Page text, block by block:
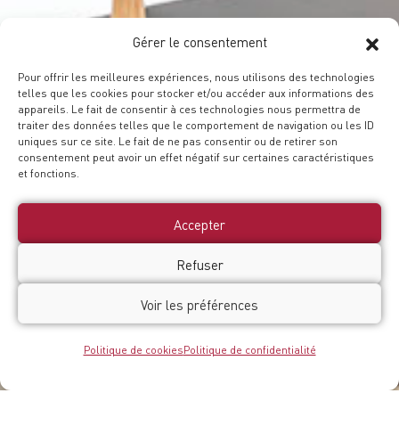
Gérer le consentement
Pour offrir les meilleures expériences, nous utilisons des technologies
telles que les cookies pour stocker et/ou accéder aux informations des
appareils. Le fait de consentir à ces technologies nous permettra de
traiter des données telles que le comportement de navigation ou les ID
uniques sur ce site. Le fait de ne pas consentir ou de retirer son
consentement peut avoir un effet négatif sur certaines caractéristiques
et fonctions.
Accepter
Refuser
Voir les préférences
Politique de cookiesPolitique de confidentialité